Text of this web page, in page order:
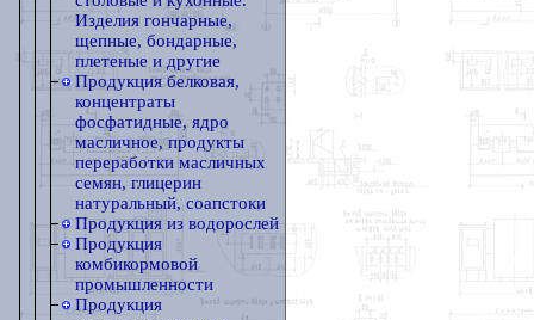
Изделия гончарные,
щепные, бондарные,
плетеные и другие
Продукция белковая,
концентраты
фосфатидные, ядро
масличное, продукты
переработки масличных
семян, глицерин
натуральный, соапстоки
Продукция из водорослей
Продукция
комбикормовой
промышленности
Продукция